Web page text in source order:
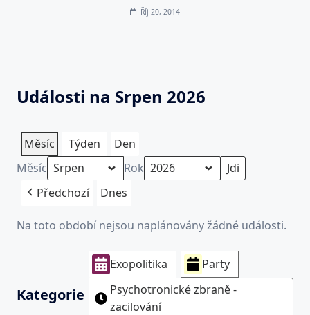
Říj 20, 2014
Události na Srpen 2026
Měsíc Týden
Den
Měsíc
Rok
Předchozí
Dnes
Na toto období nejsou naplánovány žádné události.
Kategorie
Exopolitika
Party
Psychotronické zbraně -
zacilování